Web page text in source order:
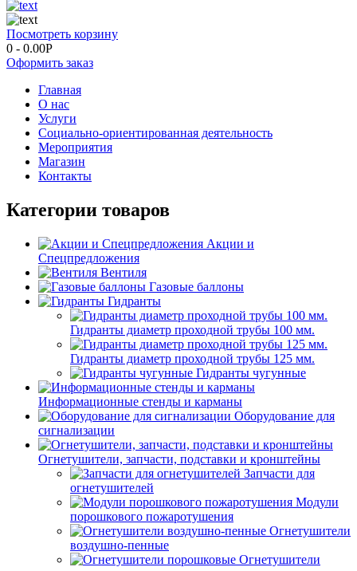
Посмотреть корзину
0 - 0.00Р
Оформить заказ
Главная
О нас
Услуги
Социально-ориентированная деятельность
Мероприятия
Магазин
Контакты
Категории товаров
Акции и
Спецпредложения
Вентиля
Газовые баллоны
Гидранты
Гидранты диаметр проходной трубы 100 мм.
Гидранты диаметр проходной трубы 125 мм.
Гидранты чугунные
Информационные стенды и карманы
Оборудование для
сигнализации
Огнетушители, запчасти, подставки и кронштейны
Запчасти для
огнетушителей
Модули
порошкового пожаротушения
Огнетушители
воздушно-пенные
Огнетушители